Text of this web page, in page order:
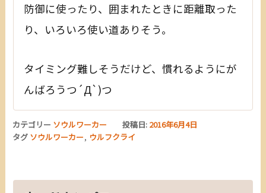
防御に使ったり、囲まれたときに距離取った
り、いろいろ使い道ありそう。
タイミング難しそうだけど、慣れるようにが
んばろうつ´Д`)つ
投稿日: 2016年6月4日
カテゴリー ソウルワーカー
タグ ソウルワーカー, ウルフクライ